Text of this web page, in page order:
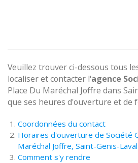
Veuillez trouver ci-dessous tous
localiser et contacter l'agence
Place Du Maréchal Joffre dans
que ses heures d'ouverture et de
Coordonnées du contact
Horaires d'ouverture de Société
Maréchal Joffre, Saint-Genis-Laval
Comment s'y rendre